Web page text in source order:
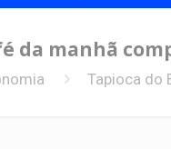
da manhã
Tapioca do